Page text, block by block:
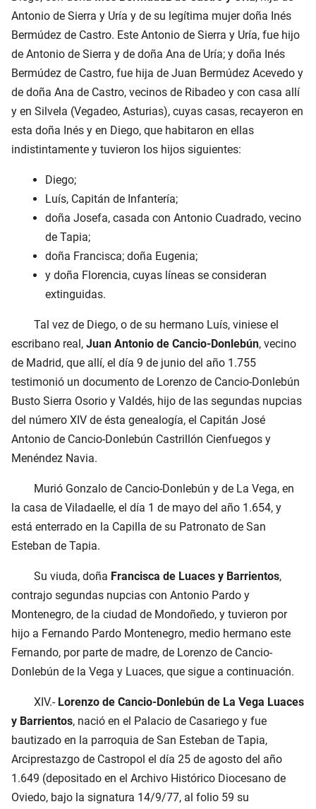
Antonio de Sierra y Uría y de su legítima mujer doña Inés
Bermúdez de Castro. Este Antonio de Sierra y Uría, fue hijo
de Antonio de Sierra y de doña Ana de Uría; y doña Inés
Bermúdez de Castro, fue hija de Juan Bermúdez Acevedo y
de doña Ana de Castro, vecinos de Ribadeo y con casa allí
y en Silvela (Vegadeo, Asturias), cuyas casas, recayeron en
esta doña Inés y en Diego, que habitaron en ellas
indistintamente y tuvieron los hijos siguientes:
Diego;
Luís, Capitán de Infantería;
doña Josefa, casada con Antonio Cuadrado, vecino
de Tapia;
doña Francisca; doña Eugenia;
y doña Florencia, cuyas líneas se consideran
extinguidas.
Tal vez de Diego, o de su hermano Luís, viniese el
escribano real, Juan Antonio de Cancio-Donlebún, vecino
de Madrid, que allí, el día 9 de junio del año 1.755
testimonió un documento de Lorenzo de Cancio-Donlebún
Busto Sierra Osorio y Valdés, hijo de las segundas nupcias
del número XIV de ésta genealogía, el Capitán José
Antonio de Cancio-Donlebún Castrillón Cienfuegos y
Menéndez Navia.
Murió Gonzalo de Cancio-Donlebún y de La Vega, en
la casa de Viladaelle, el día 1 de mayo del año 1.654, y
está enterrado en la Capilla de su Patronato de San
Esteban de Tapia.
Su viuda, doña Francisca de Luaces y Barrientos,
contrajo segundas nupcias con Antonio Pardo y
Montenegro, de la ciudad de Mondoñedo, y tuvieron por
hijo a Fernando Pardo Montenegro, medio hermano este
Fernando, por parte de madre, de Lorenzo de Cancio-
Donlebún de la Vega y Luaces, que sigue a continuación.
XIV.- Lorenzo de Cancio-Donlebún de La Vega Luaces
y Barrientos, nació en el Palacio de Casariego y fue
bautizado en la parroquia de San Esteban de Tapia,
Arciprestazgo de Castropol el día 25 de agosto del año
1.649 (depositado en el Archivo Histórico Diocesano de
Oviedo, bajo la signatura 14/9/77, al folio 59 su